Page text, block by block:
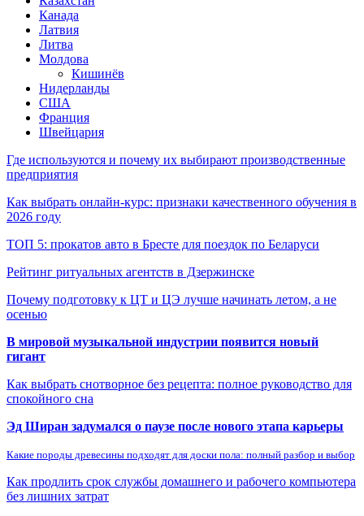
Канада
Латвия
Литва
Молдова
Кишинёв
Нидерланды
США
Франция
Швейцария
Где используются и почему их выбирают производственные
предприятия
Как выбрать онлайн-курс: признаки качественного обучения в
2026 году
ТОП 5: прокатов авто в Бресте для поездок по Беларуси
Рейтинг ритуальных агентств в Дзержинске
Почему подготовку к ЦТ и ЦЭ лучше начинать летом, а не
осенью
В мировой музыкальной индустрии появится новый
гигант
Как выбрать снотворное без рецепта: полное руководство для
спокойного сна
Эд Ширан задумался о паузе после нового этапа карьеры
Какие породы древесины подходят для доски пола: полный разбор и выбор
Как продлить срок службы домашнего и рабочего компьютера
без лишних затрат